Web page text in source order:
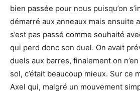
bien passée pour nous puisqu’on
démarré aux anneaux mais ensuite
s’est pas passé comme souhaité
qui perd donc son duel. On avait
duels aux barres, finalement on
sol, c’était beaucoup mieux. Sur ce
Axel qui, malgré un mouvement